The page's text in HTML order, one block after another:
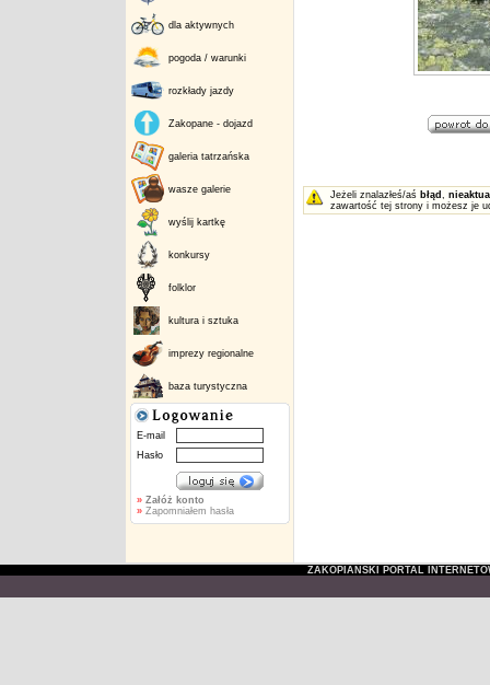
dla aktywnych
pogoda / warunki
rozkłady jazdy
Zakopane - dojazd
galeria tatrzańska
wasze galerie
wyślij kartkę
konkursy
folklor
kultura i sztuka
imprezy regionalne
baza turystyczna
E-mail
Hasło
» Załóż konto
»Zapomniałem hasła
Jeżeli znalazłeś/aś błąd ,
zawartość tej strony i możesz je
ZAKOPIAŃSKI PORTAL